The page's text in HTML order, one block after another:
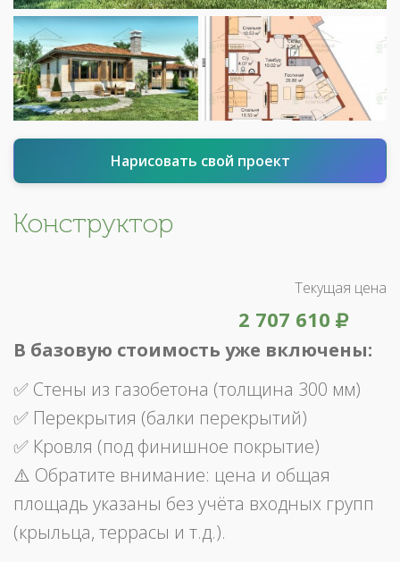
Нарисовать свой проект
Конструктор
Текущая цена
2 707 610
В базовую стоимость уже включены:
✅ Стены из газобетона (толщина 300 мм)
✅ Перекрытия (балки перекрытий)
✅ Кровля (под финишное покрытие)
⚠️ Обратите внимание: цена и общая
площадь указаны без учёта входных групп
(крыльца, террасы и т.д.).